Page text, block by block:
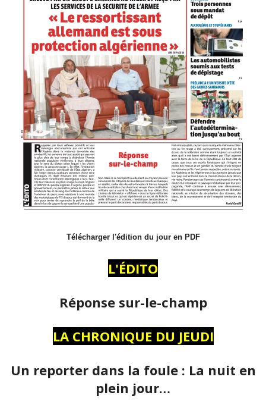
Télécharger l'édition du jour en PDF
L'ÉDITO
Réponse sur-le-champ
LA CHRONIQUE DU JEUDI
Un reporter dans la foule : La nuit en
plein jour…